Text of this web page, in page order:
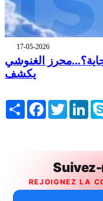
17-05-2026
الغنوشي
يكشف
Share FacebookTwitter